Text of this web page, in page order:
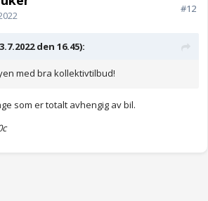
#12
den 16.45):
med bra kollektivtilbud!
som er totalt avhengig av bil.